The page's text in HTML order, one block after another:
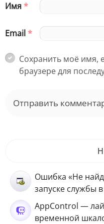
Имя*
Email*
Сохранить моё имя,
браузере для
Ошибка «Не
запуске службы
AppControl —
временной